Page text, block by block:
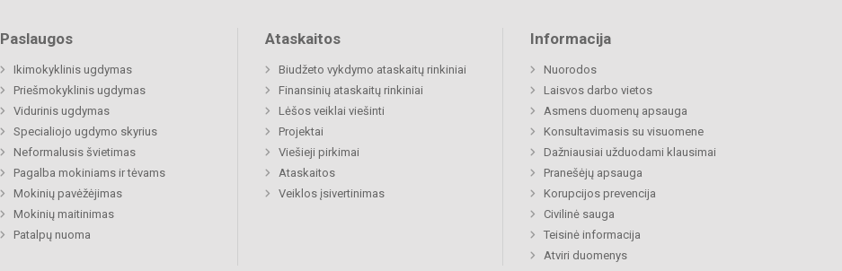
Paslaugos
Ikimokyklinis ugdymas
Priešmokyklinis ugdymas
Vidurinis ugdymas
Specialiojo ugdymo skyrius
Neformalusis švietimas
Pagalba mokiniams ir tėvams
Mokinių pavėžėjimas
Mokinių maitinimas
Patalpų nuoma
Ataskaitos
Biudžeto vykdymo ataskaitų rinkiniai
Finansinių ataskaitų rinkiniai
Lėšos veiklai viešinti
Projektai
Viešieji pirkimai
Ataskaitos
Veiklos įsivertinimas
Informacija
Nuorodos
Laisvos darbo vietos
Asmens duomenų apsauga
Konsultavimasis su visuomene
Dažniausiai užduodami klausimai
Pranešėjų apsauga
Korupcijos prevencija
Civilinė sauga
Teisinė informacija
Atviri duomenys